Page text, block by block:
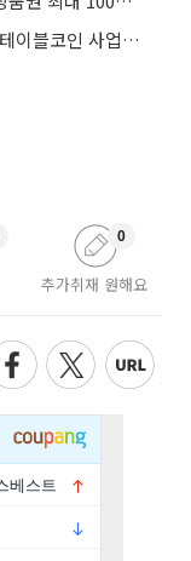
마스터카드, BVNK 18억 달러 인수로 스테이블코인 사업 본격 확장
추가취재 원해요
0